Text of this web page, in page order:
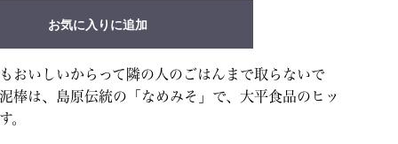
お気に入りに追加
おいしいからって隣の人のごはんまで取らないで
棒は、島原伝統の「なめみそ」で、大平食品のヒッ
。